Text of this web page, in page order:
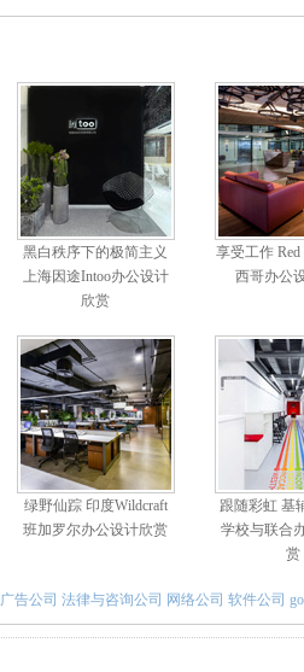
黑白秩序下的极简主义
上海因途Intoo办公设计
欣赏
享受工作
西哥办公
绿野仙踪 印度Wildcraft
班加罗尔办公设计欣赏
跟随彩虹 基
学校与联合
赏
广告公司 法律与咨询公司 网络公司 软件公司